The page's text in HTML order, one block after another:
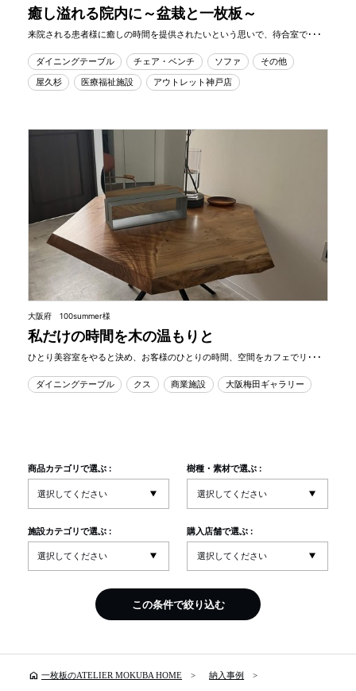
癒し溢れる院内に～盆栽と一枚板～
来院される患者様に癒しの時間を提供されたいという思いで、待合室で･･･
ダイニングテーブル チェア・ベンチ ソファ
その他
屋久杉
医療福祉施設 アウトレット神戸店
大阪府 100summer様
私だけの時間を木の温もりと
ひとり美容室をやると決め、お客様のひとりの時間、空間をカフェでリ･･･
ダイニングテーブル クス 商業施設 大阪梅田ギャラリー
商品カテゴリで選ぶ : 樹種・素材で選ぶ :
施設カテゴリで選ぶ : 購入店舗で選ぶ :
この条件で絞り込む
home 一枚板のATELIER MOKUBA HOME 納入事例